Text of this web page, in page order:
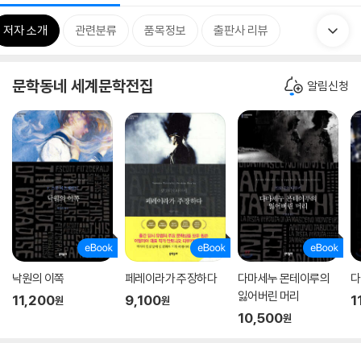
저자 소개 관련분류 품목정보 출판사 리뷰
문학동네 세계문학전집 알림신청
낙원의 이쪽
11,200원
페레이라가 주장하다
9,100원
다마세누 몬테이루의
잃어버린 머리
10,500원